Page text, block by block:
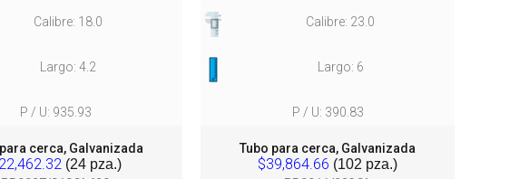
Calibre: 18.0
Largo: 4.2
P / U: 935.93
cerca, Galvanizada
(24 pza.)
Calibre: 23.0
Largo: 6
P / U: 390.83
Tubo para cerca, Galvanizada
$39,864.66 (102 pza.)